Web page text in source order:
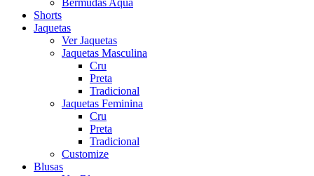
Bermudas Aqua
Shorts
Jaquetas
Ver Jaquetas
Jaquetas Masculina
Cru
Preta
Tradicional
Jaquetas Feminina
Cru
Preta
Tradicional
Customize
Blusas